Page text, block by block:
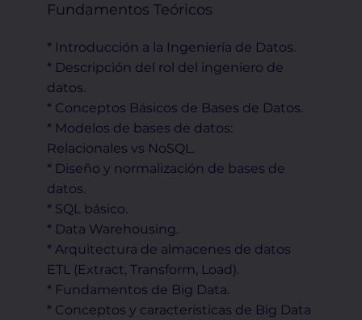
Fundamentos Teóricos
* Introducción a la Ingeniería de Datos.
* Descripción del rol del ingeniero de
datos.
* Conceptos Básicos de Bases de Datos.
* Modelos de bases de datos:
Relacionales vs NoSQL.
* Diseño y normalización de bases de
datos.
* SQL básico.
* Data Warehousing.
* Arquitectura de almacenes de datos
ETL (Extract, Transform, Load).
* Fundamentos de Big Data.
* Conceptos y características de Big Data